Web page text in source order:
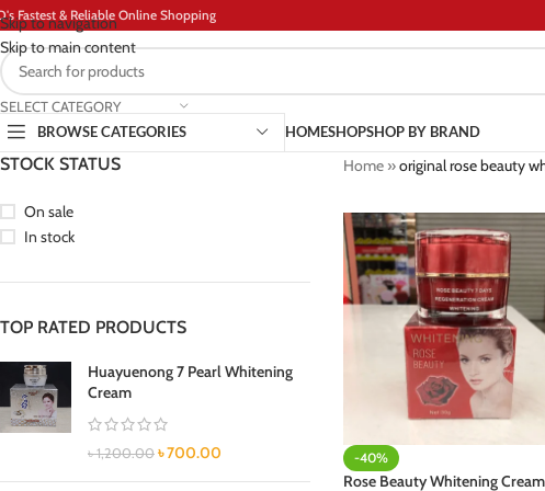
Skip to navigation
Skip to main content
Fastest & Reliable Online Shopping
SELECT CATEGORY
BROWSE CATEGORIES
HOMESHOPSHOP BY BRAND
STOCK STATUS
On sale
In stock
TOP RATED PRODUCTS
Huayuenong 7 Pearl Whitening
Cream
৳1,200.00 ৳700.00
Home»original rose beauty
-40%
Rose Beauty Whitening Cream